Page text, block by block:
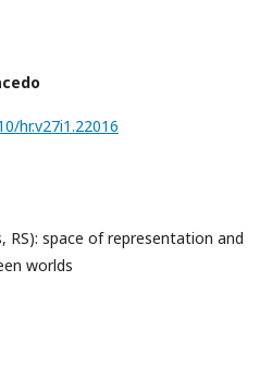
hr.v27i1.22016
RS): space of representation and
worlds